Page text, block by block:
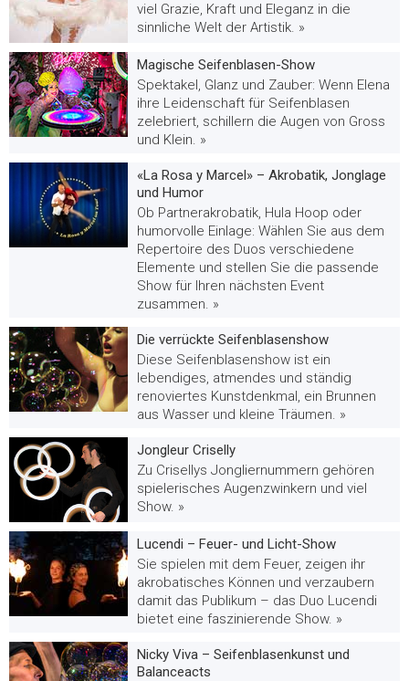
viel Grazie, Kraft und Eleganz in die
sinnliche Welt der Artistik. »
Magische Seifenblasen-Show
Spektakel, Glanz und Zauber: Wenn Elena
ihre Leidenschaft für Seifenblasen
zelebriert, schillern die Augen von Gross
und Klein. »
«La Rosa y Marcel» – Akrobatik, Jonglage
und Humor
Ob Partnerakrobatik, Hula Hoop oder
humorvolle Einlage: Wählen Sie aus dem
Repertoire des Duos verschiedene
Elemente und stellen Sie die passende
Show für Ihren nächsten Event
zusammen. »
Die verrückte Seifenblasenshow
Diese Seifenblasenshow ist ein
lebendiges, atmendes und ständig
renoviertes Kunstdenkmal, ein Brunnen
aus Wasser und kleine Träumen. »
Jongleur Criselly
Zu Crisellys Jongliernummern gehören
spielerisches Augenzwinkern und viel
Show. »
Lucendi – Feuer- und Licht-Show
Sie spielen mit dem Feuer, zeigen ihr
akrobatisches Können und verzaubern
damit das Publikum – das Duo Lucendi
bietet eine faszinierende Show. »
Nicky Viva – Seifenblasenkunst und
Balanceacts